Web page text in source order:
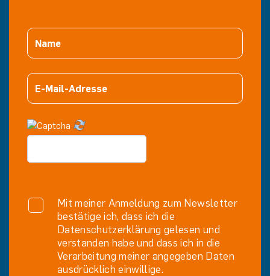
Mit meiner Anmeldung zum Newsletter
bestätige ich, dass ich die
Datenschutzerklärung gelesen und
verstanden habe und dass ich in die
Verarbeitung meiner angegeben Daten
ausdrücklich einwillige.